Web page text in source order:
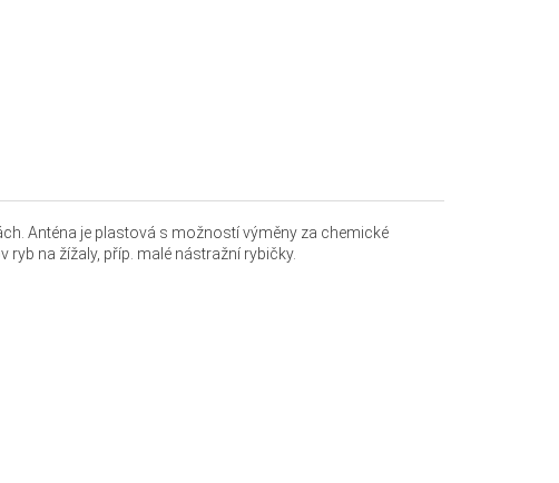
Anténa je plastová s možností výměny za chemické
na žížaly, příp. malé nástražní rybičky.